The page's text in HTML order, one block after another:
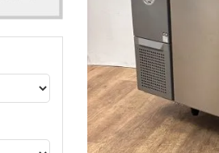
スープレ
関連 その他調